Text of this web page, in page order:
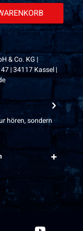
& Co. KG |
| 34117 Kassel |
hören, sondern